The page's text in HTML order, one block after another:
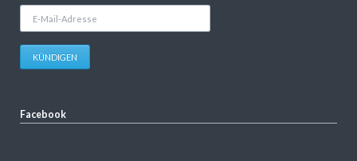
Adresse
KÜNDIGEN
Facebook